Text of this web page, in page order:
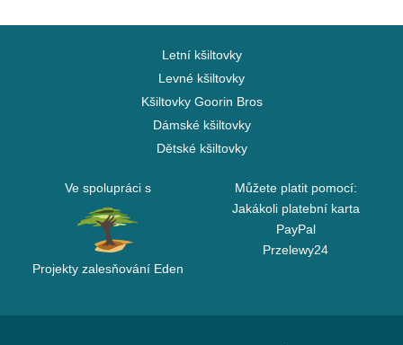
Letní kšiltovky
Levné kšiltovky
Kšiltovky Goorin Bros
Dámské kšiltovky
Dětské kšiltovky
Ve spolupráci s
Projekty zalesňování Eden
Můžete platit pomocí:
Jakákoli platební karta
PayPal
Przelewy24